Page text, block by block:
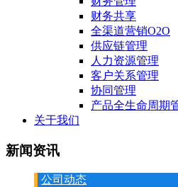
财务共享
全渠道营销O2O
供应链管理
人力资源管理
客户关系管理
协同管理
产品全生命周期
关于我们
新闻资讯
公司动态